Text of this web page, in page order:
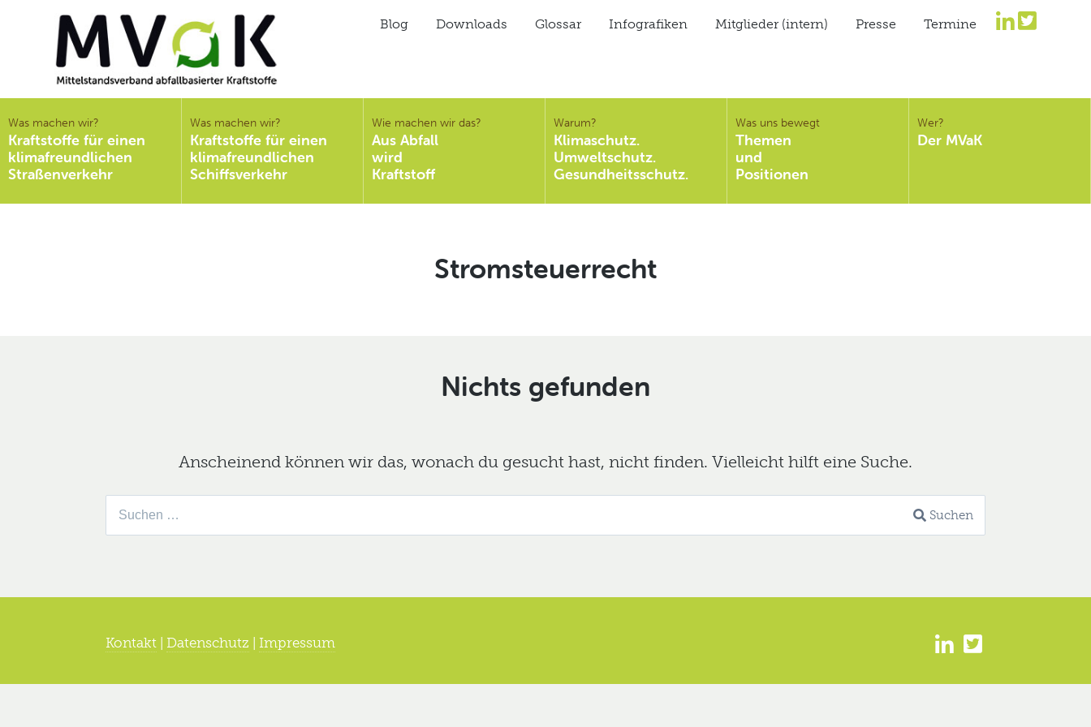
Mittelstandsverband
abfallbasierter
Kraftstoffe e.V.
MVaK
Blog Downloads Glossar Infografiken Mitglieder (intern) Presse Termine
Was machen wir?
Kraftstoffe für einen
klimafreundlichen
Straßenverkehr
Was machen wir?
Kraftstoffe für einen
klimafreundlichen
Schiffsverkehr
Wie machen wir das?
Aus Abfall
wird
Kraftstoff
Warum?
Klimaschutz.
Umweltschutz.
Gesundheitsschutz.
Was uns bewegt
Themen
und
Positionen
Wer?
Der MVaK
Schlagwort:
Stromsteuerrecht
Nichts gefunden
Anscheinend können wir das, wonach du gesucht hast, nicht finden. Vielleicht hilft eine Suche.
Suche
nach:
Suchen
Kontakt| Datenschutz | Impressum